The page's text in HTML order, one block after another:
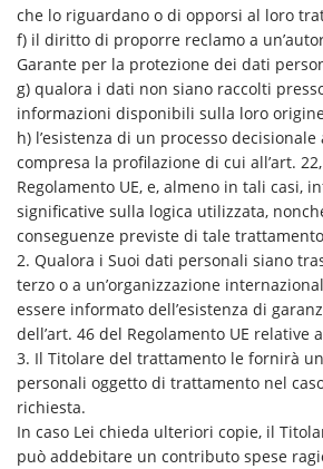
che lo riguardano o di opporsi al loro
f) il diritto di proporre reclamo a
Garante per la protezione dei dati
g) qualora i dati non siano raccolti
informazioni disponibili sulla loro
h) l’esistenza di un processo
compresa la profilazione di cui all’art.
Regolamento UE, e, almeno in tali casi,
significative sulla logica utilizzata,
conseguenze previste di tale
2. Qualora i Suoi dati personali siano
terzo o a un’organizzazione
essere informato dell’esistenza di
dell’art. 46 del Regolamento UE relative
3. Il Titolare del trattamento le fornirà
personali oggetto di trattamento nel
richiesta.
In caso Lei chieda ulteriori copie, il
può addebitare un contributo spese